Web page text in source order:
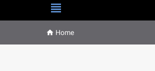

 Home